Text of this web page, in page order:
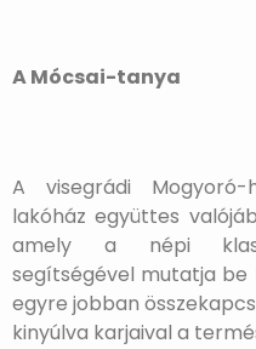
A Mócsai-tanya
A visegrádi Mogyoró-
lakóház együttes
amely a népi
segítségével mutatja be
egyre jobban
kinyúlva karjaival a